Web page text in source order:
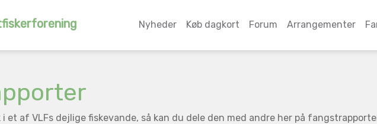
Nyheder Køb dagkort Forum Arrangementer
et af VLFs dejlige fiskevande, så kan du dele den med andre her på